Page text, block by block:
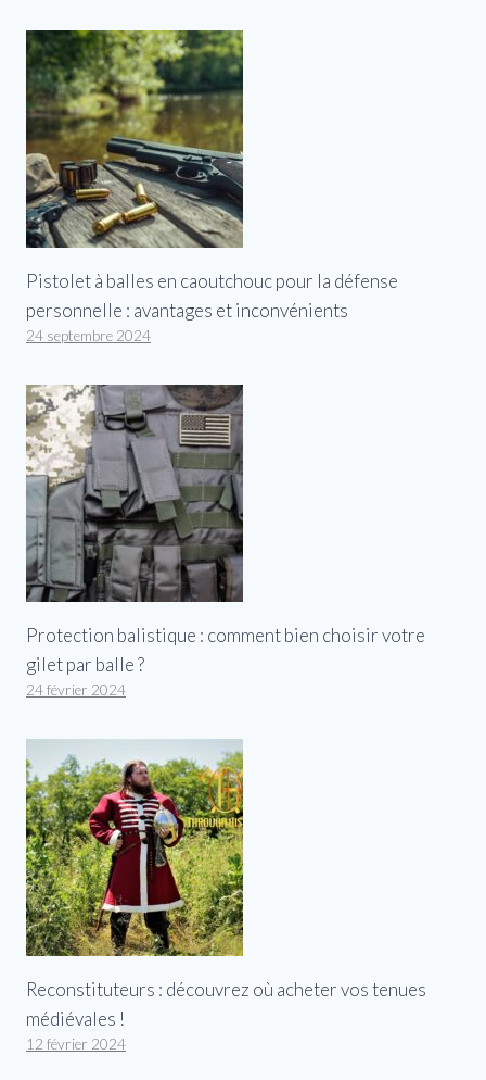
Pistolet à balles en caoutchouc pour la défense
personnelle : avantages et inconvénients
24 septembre 2024
Protection balistique : comment bien choisir votre
gilet par balle ?
24 février 2024
Reconstituteurs : découvrez où acheter vos tenues
médiévales !
12 février 2024